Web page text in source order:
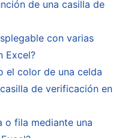
de una casilla de
con varias
Excel?
el color de una celda
de verificación en
o fila mediante una